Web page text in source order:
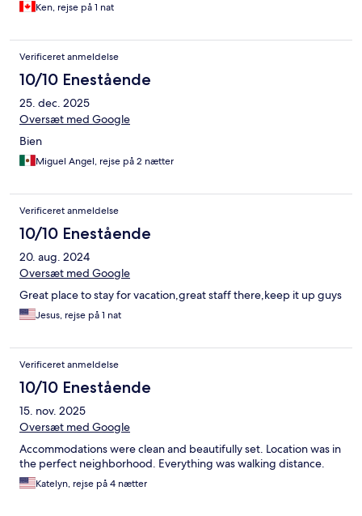
Ken, rejse på 1 nat
Verificeret anmeldelse
10/10 Enestående
25. dec. 2025
Oversæt med Google
Bien
Miguel Angel, rejse på 2 nætter
Verificeret anmeldelse
10/10 Enestående
20. aug. 2024
Oversæt med Google
Great place to stay for vacation,great staff there,keep it up guys
Jesus, rejse på 1 nat
Verificeret anmeldelse
10/10 Enestående
15. nov. 2025
Oversæt med Google
Accommodations were clean and beautifully set. Location was in
the perfect neighborhood. Everything was walking distance.
Katelyn, rejse på 4 nætter